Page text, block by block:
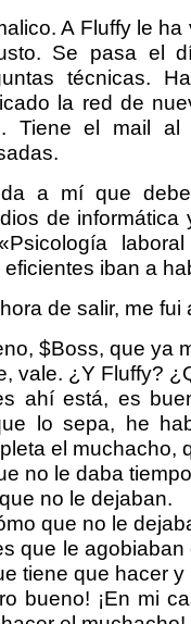
A Fluffy le
Se pasa el
técnicas.
la red de
Tiene el mail al
a mí que
de
eficientes iban a
de salir, me fui
$Boss, que ya
vale. ¿Y Fluffy?
ahí está, es
lo sepa, he
el muchacho,
no le daba
no le dejaban.
que no le
que le
tiene que hacer y
bueno! ¡En mi